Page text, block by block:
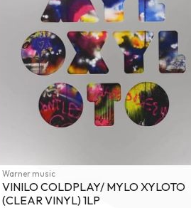
Warner music
VINILO COLDPLAY/ MYLO XYLOTO
(CLEAR VINYL) 1LP